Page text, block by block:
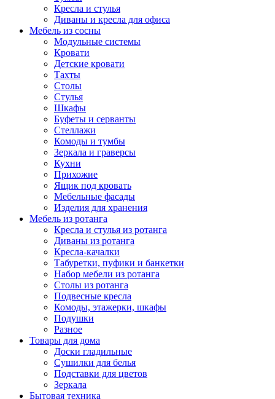
Кресла и стулья
Диваны и кресла для офиса
Мебель из сосны
Модульные системы
Кровати
Детские кровати
Тахты
Столы
Стулья
Шкафы
Буфеты и серванты
Стеллажи
Комоды и тумбы
Зеркала и граверсы
Кухни
Прихожие
Ящик под кровать
Мебельные фасады
Изделия для хранения
Мебель из ротанга
Кресла и стулья из ротанга
Диваны из ротанга
Кресла-качалки
Табуретки, пуфики и банкетки
Набор мебели из ротанга
Столы из ротанга
Подвесные кресла
Комоды, этажерки, шкафы
Подушки
Разное
Товары для дома
Доски гладильные
Сушилки для белья
Подставки для цветов
Зеркала
Бытовая техника